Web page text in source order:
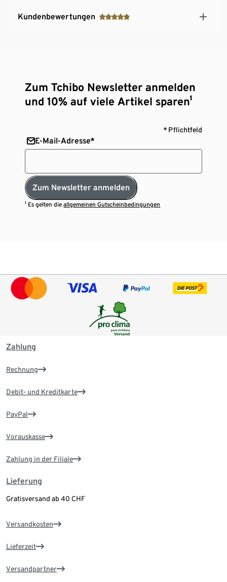
Kundenbewertungen
Zum Tchibo Newsletter anmelden
und 10% auf viele Artikel sparen¹
* Pflichtfeld
E-Mail-Adresse*
Zum Newsletter anmelden
¹ Es gelten dieallgemeinen Gutscheinbedingungen
Zahlung
Rechnung
Debit- und Kreditkarte
PayPal
Vorauskasse
Zahlung in der Filiale
Lieferung
Gratisversand ab 40 CHF
Versandkosten
Lieferzeit
Versandpartner